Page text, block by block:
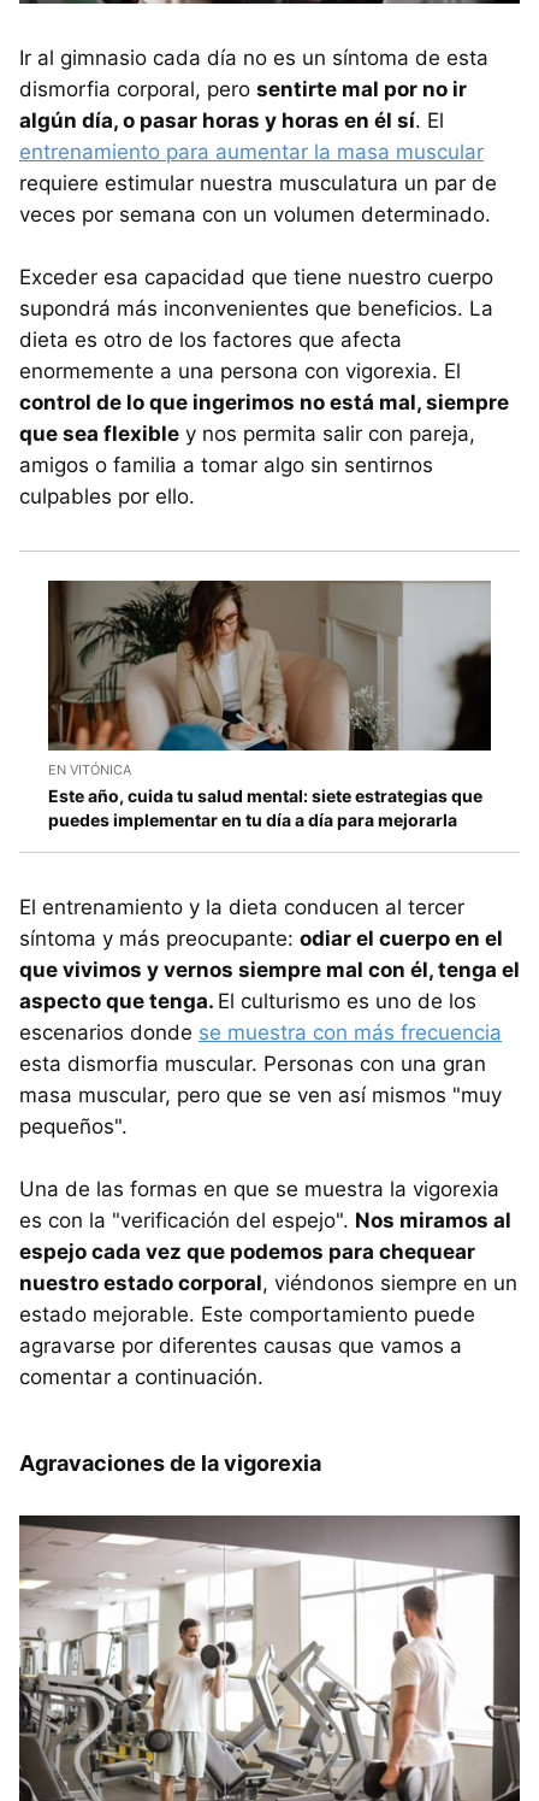
Ir al gimnasio cada día no es un síntoma de esta
dismorfia corporal, pero sentirte mal por no ir
algún día, o pasar horas y horas en él sí. El
entrenamiento para aumentar la masa muscular
requiere estimular nuestra musculatura un par de
veces por semana con un volumen determinado.
Exceder esa capacidad que tiene nuestro cuerpo
supondrá más inconvenientes que beneficios. La
dieta es otro de los factores que afecta
enormemente a una persona con vigorexia. El
control de lo que ingerimos no está mal, siempre
que sea flexible y nos permita salir con pareja,
amigos o familia a tomar algo sin sentirnos
culpables por ello.
EN VITÓNICA
Este año, cuida tu salud mental: siete estrategias que
puedes implementar en tu día a día para mejorarla
El entrenamiento y la dieta conducen al tercer
síntoma y más preocupante: odiar el cuerpo en el
que vivimos y vernos siempre mal con él, tenga el
aspecto que tenga. El culturismo es uno de los
escenarios donde se muestra con más frecuencia
esta dismorfia muscular. Personas con una gran
masa muscular, pero que se ven así mismos "muy
pequeños".
Una de las formas en que se muestra la vigorexia
es con la "verificación del espejo". Nos miramos al
espejo cada vez que podemos para chequear
nuestro estado corporal, viéndonos siempre en un
estado mejorable. Este comportamiento puede
agravarse por diferentes causas que vamos a
comentar a continuación.
Agravaciones de la vigorexia